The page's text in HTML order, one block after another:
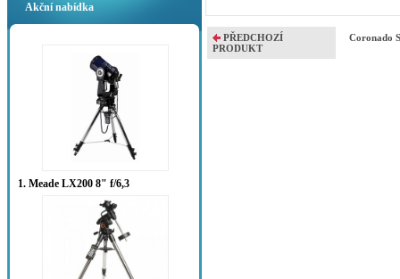
Akční nabídka
1. Meade LX200 8" f/6,3
PŘEDCHOZÍ
PRODUKT
Coronado